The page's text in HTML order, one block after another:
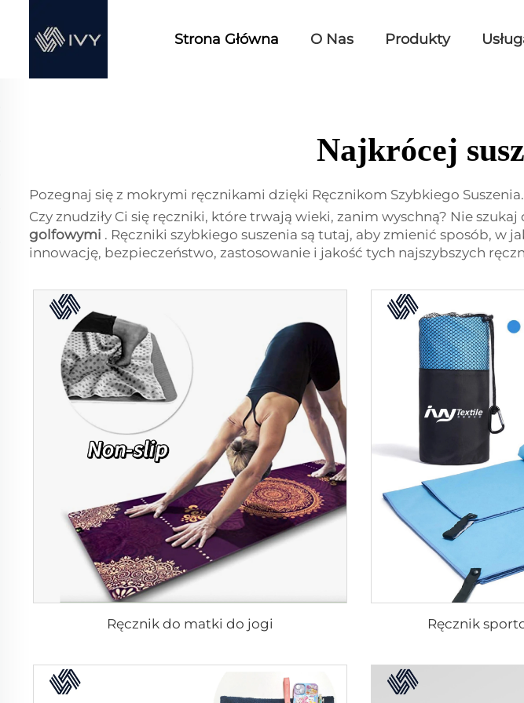
Strona Główna O Nas Produkty
Najkrócej
Pozegnaj się z mokrymi ręcznikami dzięki Ręcznikom Szybkiego Suszenia.
Czy znudziły Ci się ręczniki, które trwają wieki, zanim wyschną? Nie
golfowymi . Ręczniki szybkiego suszenia są tutaj, aby zmienić sposób, w
innowację, bezpieczeństwo, zastosowanie i jakość tych najszybszych
Ręcznik do matki do jogi Ręcznik